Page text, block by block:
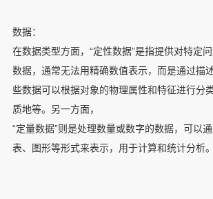
数据：
在数据类型方面，“定性数据”是指提供对特定
数据，通常无法用精确数值表示，而是通过描
些数据可以根据对象的物理属性和特征进行分
质地等。另一方面，
“定量数据”则是处理数量或数字的数据，可以
表、图形等形式来表示，用于计算和统计分析。